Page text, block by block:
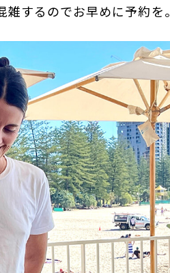
するのでお早めに予約を。